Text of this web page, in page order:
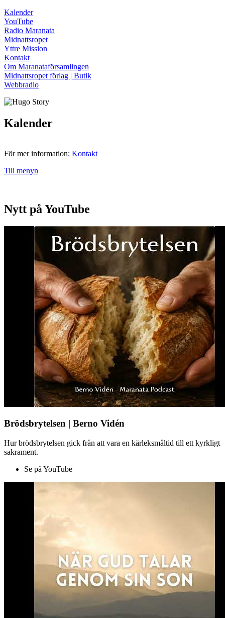
Kalender
YouTube
Radio Maranata
Midnattsropet
Yttre Mission
Kontakt
Om Maranataförsamlingen
Midnattsropet förlag | Butik
Webbradio
Kalender
För mer information: Kontakt
Till menyn
Nytt på YouTube
Brödsbrytelsen | Berno Vidén
Hur brödsbrytelsen gick från att vara en kärleksmåltid till ett kyrkligt
sakrament.
Se på YouTube